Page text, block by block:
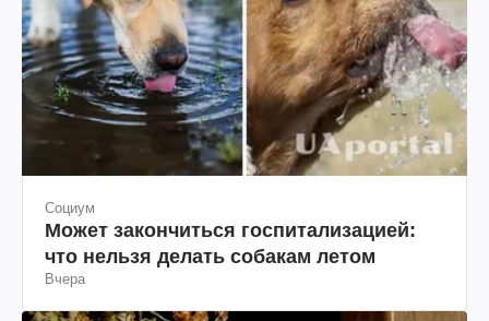
Социум
Может закончиться госпитализацией:
что нельзя делать собакам летом
Вчера